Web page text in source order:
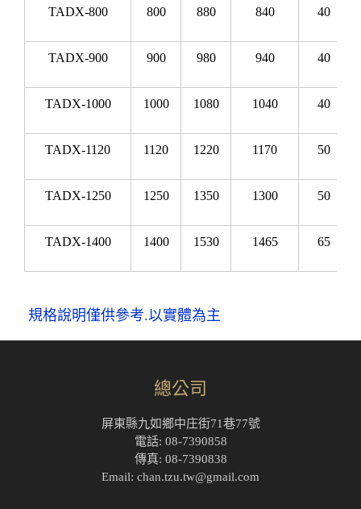
TADX-800 800 880 840 40
TADX-900 900 980 940 40
TADX-1000 1000 1080 1040 40
TADX-1120 1120 1220 1170 50
TADX-1250 1250 1350 1300 50
TADX-1400 1400 1530 1465 65
規格說明僅供參考.以實體為主
總公司
屏東縣九如鄉中庄街71巷77號
電話: 08-7390858
傳真: 08-7390838
Email: chan.tzu.tw@gmail.com